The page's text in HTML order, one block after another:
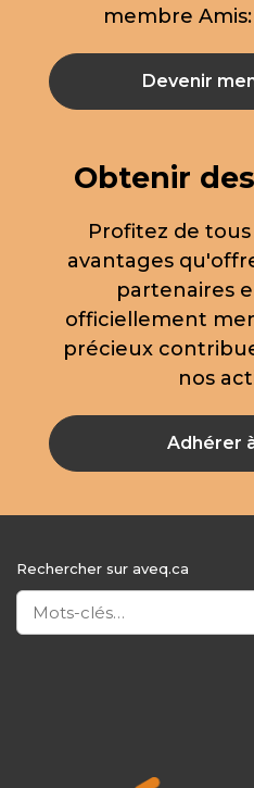
membre
Devenir
Obtenir
Profitez de
avantages
partenaires
officiellement
précieux
nos
Adhérer
Rechercher sur aveq.ca